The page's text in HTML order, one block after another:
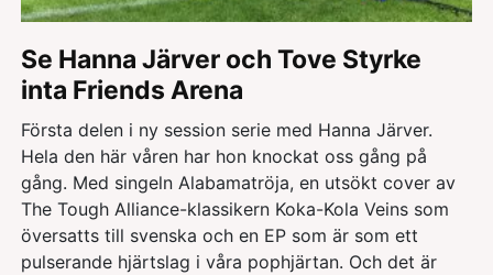
Se Hanna Järver och Tove Styrke
inta Friends Arena
Första delen i ny session serie med Hanna Järver.
Hela den här våren har hon knockat oss gång på
gång. Med singeln Alabamatröja, en utsökt cover av
The Tough Alliance-klassikern Koka-Kola Veins som
översatts till svenska och en EP som är som ett
pulserande hjärtslag i våra pophjärtan. Och det är